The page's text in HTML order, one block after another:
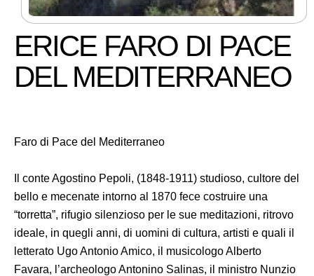
ERICE FARO DI PACE
DEL MEDITERRANEO
Faro di Pace del Mediterraneo
Il conte Agostino Pepoli, (1848-1911) studioso, cultore del
bello e mecenate intorno al 1870 fece costruire una
“torretta”, rifugio silenzioso per le sue meditazioni, ritrovo
ideale, in quegli anni, di uomini di cultura, artisti e quali il
letterato Ugo Antonio Amico, il musicologo Alberto
Favara, l’archeologo Antonino Salinas, il ministro Nunzio